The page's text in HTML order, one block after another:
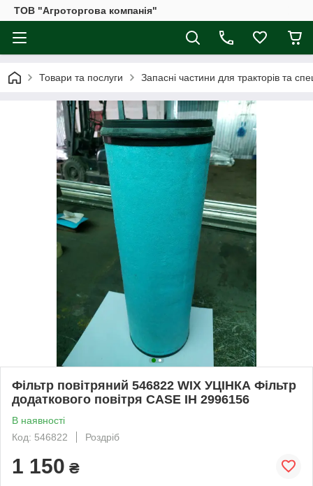
ТОВ "Агроторгова компанія"
Товари та послуги Запасні частини для тракторів та
Фільтр повітряний 546822 WIX УЦІНКА Фільтр
додаткового повітря CASE IH 2996156
В наявності
Код: 546822
Роздріб
1 150 ₴